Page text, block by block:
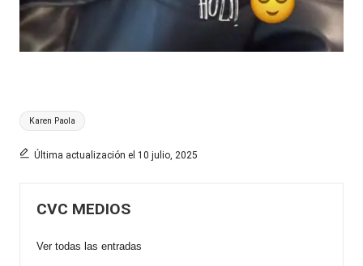
Etiquetas:
Karen Paola
Última actualización el 10 julio, 2025
CVC MEDIOS
Ver todas las entradas